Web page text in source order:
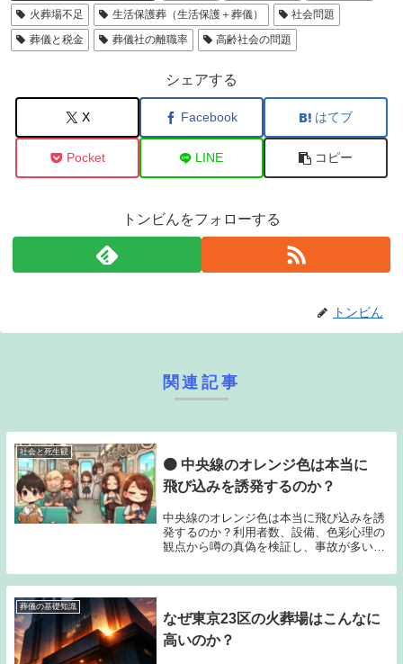
火葬場不足
生活保護葬（生活保護＋葬儀）
社会問題
葬儀と税金
葬儀社の離職率 高齢社会の問題
シェアする
X Facebook はてブ
Pocket LINE コピー
トンビんをフォローする
トンビん
関連記事
社会と死生観
🟠 中央線のオレンジ色は本当に
飛び込みを誘発するのか？
中央線のオレンジ色は本当に飛び込みを誘
発するのか？利用者数、設備、色彩心理の
観点から噂の真偽を検証し、事故が多い本
葬儀の基礎知識
なぜ東京23区の火葬場はこんなに
高いのか？